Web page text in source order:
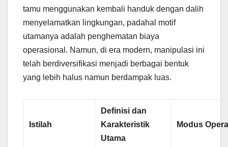
tamu menggunakan kembali handuk dengan dalih
menyelamatkan lingkungan, padahal motif
utamanya adalah penghematan biaya
operasional. Namun, di era modern, manipulasi ini
telah berdiversifikasi menjadi berbagai bentuk
yang lebih halus namun berdampak luas.
Istilah
Definisi dan
Karakteristik
Utama
Modus